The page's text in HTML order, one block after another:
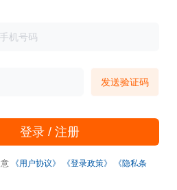
发送验证码
登录 / 注册
《用户协议》 《登录政策》
《隐私条